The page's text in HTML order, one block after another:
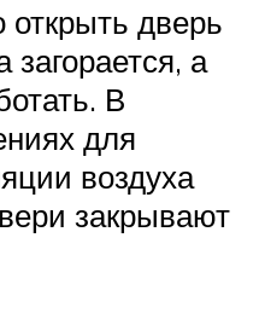
открыть дверь
загорается, а
В
для
воздуха
закрывают